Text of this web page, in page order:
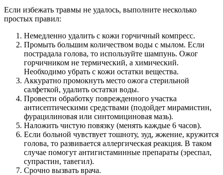
Если избежать травмы не удалось, выполните несколько
простых правил:
Немедленно удалить с кожи горчичный компресс.
Промыть большим количеством воды с мылом. Если
пострадала голова, то используйте шампунь. Ожог
горчичником не термический, а химический.
Необходимо убрать с кожи остатки вещества.
Аккуратно промокнуть место ожога стерильной
салфеткой, удалить остатки воды.
Провести обработку поврежденного участка
антисептическими средствами (подойдет мирамистин,
фурацилиновая или синтомициновая мазь).
Наложить чистую повязку (менять каждые 6 часов).
Если больной чувствует тошноту, зуд, жжение, кружится
голова, то развивается аллергическая реакция. В таком
случае помогут антигистаминные препараты (эреспал,
супрастин, тавегил).
Срочно вызвать врача.